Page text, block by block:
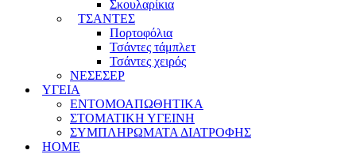
Σκουλαρίκια
ΤΣΑΝΤΕΣ
Πορτοφόλια
Τσάντες τάμπλετ
Τσάντες χειρός
ΝΕΣΕΣΕΡ
ΥΓΕΙΑ
ΕΝΤΟΜΟΑΠΩΘΗΤΙΚΑ
ΣΤΟΜΑΤΙΚΗ ΥΓΕΙΝΗ
ΣΥΜΠΛΗΡΩΜΑΤΑ ΔΙΑΤΡΟΦΗΣ
HOME